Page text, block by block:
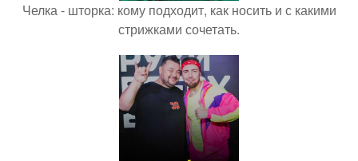
Челка - шторка: кому подходит, как носить и с какими
стрижками сочетать.